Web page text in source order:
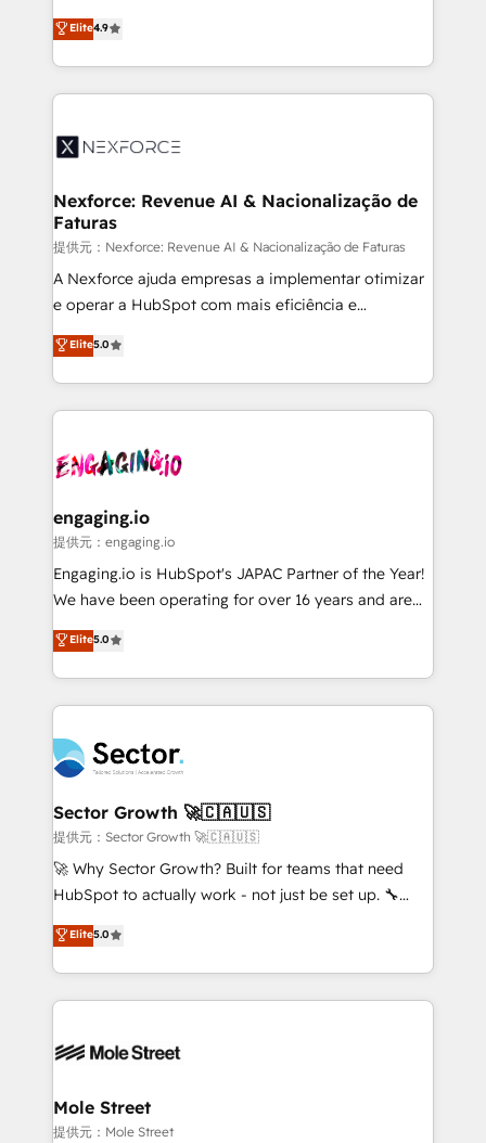
technical know-how and strategic guidance you
need to succeed.
Elite Partner. With 500+ projects across the U.S.,
Brazil, and LATAM, we combine global expertise with
regional experience. Today, we are Brazil’s largest
HubSpot Elite Partner—trusted by companies across
Implementation & Migration Onboarding across all
Station, Freshdesk, Intercom, and more. Custom
objects, automations, and integrations built for
growth. 🚀 AI-Driven GTM Orchestration Unify
HubSpot with LinkedIn, WhatsApp, email, paid
media, and AI voice to drive pipeline. 🤖 AI Custom
prospecting, follow-ups, service triage, and
knowledge retrieval—built in HubSpot. ⚡ Fast-Track
advanced optimization & adoption 📍 São Paulo, BR
• Des Moines, IA • New York, NY
Elite4.9
Nexforce: Revenue AI & Nacionalização de
Faturas
提供元：Nexforce: Revenue AI & Nacionalização de Faturas
A Nexforce ajuda empresas a implementar otimizar
e operar a HubSpot com mais eficiência e
previsibilidade de receita. Combinamos Revenue
Operations (RevOps) e Inteligência Artificial para
estruturar processos integrar sistemas organizar
dados e automatizar operações. O objetivo é
operacional de receita conectando equipes
Também somos distribuidores oficiais da HubSpot
e de mais de 150 softwares globais permitindo
contratar e pagar a HubSpot em reais com nota
fiscal no Brasil e gerar economia de até 50% na
Oferecemos ainda agentes de IA especializados em
HubSpot que automatizam tarefas executam rotinas
empresas em 13 países utilizam a Nexforce. Somos
a maior parceira da HubSpot na América Latina e
líder no ranking global de sucesso do cliente da
HubSpot.
Elite5.0
engaging.io
提供元：engaging.io
Engaging.io is HubSpot's JAPAC Partner of the Year!
We have been operating for over 16 years and are
one of HubSpot's most experienced and technically
capable Agency Partners globally. We specialise in
complex CRM migrations, implementations,
integrations, custom CMS portal development,
businesses. Our teams are based in North America
and APAC. We are HubSpot's top-ranked Advanced
Implementation Certified Partner and we contribute
to their advisory council. We strive to do 'good work
with good people' and have worked with incredible
brands. You can see some of them on our website,
Elite5.0
Sector Growth 🚀🇨🇦🇺🇸
提供元：Sector Growth 🚀🇨🇦🇺🇸
🚀 Why Sector Growth? Built for teams that need
HubSpot to actually work - not just be set up. 🔧
HubSpot Experts: Onboarding, migrations,
automation, and training built for adoption. ⚡ Highly
Technical Execution: ERP, EMR and Custom
Integrations; complex builds delivered in weeks, not
workflows; automation agents; process optimization
Healthcare: HIPAA implementations; secure data
workflows 💼 Financial Services: compliant
Elite5.0
Mole Street
提供元：Mole Street